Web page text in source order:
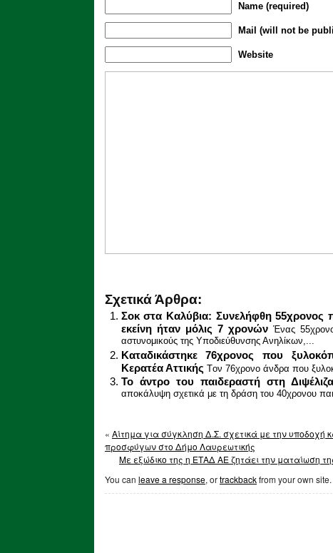
Name (required)
Mail (will not be
Website
Σχετικά Άρθρα:
Σοκ στα Καλύβια: Συνελήφθη 55χρονος
εκείνη ήταν μόλις 7 χρονών Ένας
αστυνομικούς της Υποδιεύθυνσης Ανηλίκων,...
Καταδικάστηκε 76χρονος που
Κερατέα Αττικής Tον 76χρονο άνδρα που
Το άντρο του παιδεραστή στη
αποκάλυψη σχετικά με τη δράση του 40χρονου
« Αίτημα για σύγκληση Δ.Σ. σχετικά με την υποδοχή
προσφύγων στο Δήμο Λαυρεωτικής
Με εξώδικο της η ΕΤΑΔ ΑΕ ζητάει την ματαίωση
You can leave a response, ortrackbackfrom your own site.